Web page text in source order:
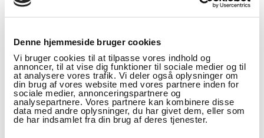
Denne hjemmeside bruger cookies
Vi bruger cookies til at tilpasse vores indhold og
annoncer, til at vise dig funktioner til sociale medier og til
at analysere vores trafik. Vi deler også oplysninger om
din brug af vores website med vores partnere inden for
sociale medier, annonceringspartnere og
analysepartnere. Vores partnere kan kombinere disse
data med andre oplysninger, du har givet dem, eller som
de har indsamlet fra din brug af deres tjenester.
FORLØB: FORVARENE
SOM FORSVANDT
Hent forløbet som printvenlig pdf